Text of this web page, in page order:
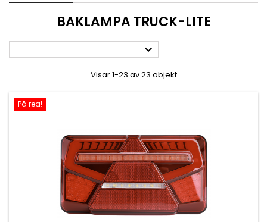
BAKLAMPA TRUCK-LITE

Visar 1-23 av 23 objekt
På rea!